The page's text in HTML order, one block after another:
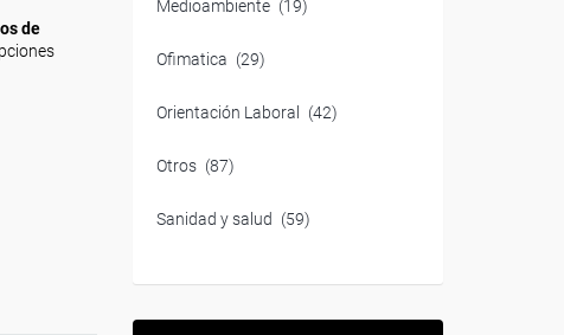
de
Medioambiente (19)
Ofimatica (29)
Orientación Laboral (42)
Otros (87)
Sanidad y salud (59)